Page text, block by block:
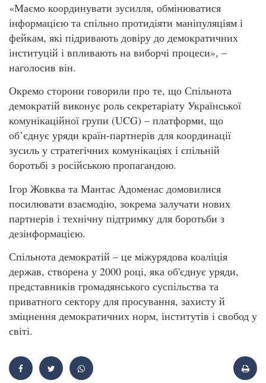
«Маємо координувати зусилля, обмінюватися
інформацією та спільно протидіяти маніпуляціям і
фейкам, які підривають довіру до демократичних
інституцій і впливають на виборчі процеси», –
наголосив він.
Окремо сторони говорили про те, що Спільнота
демократій виконує роль секретаріату Української
комунікаційної групи (UCG) – платформи, що
об’єднує уряди країн-партнерів для координації
зусиль у стратегічних комунікаціях і спільній
боротьбі з російською пропагандою.
Ігор Жовква та Мантас Адоменас домовилися
посилювати взаємодію, зокрема залучати нових
партнерів і технічну підтримку для боротьби з
дезінформацією.
Спільнота демократій – це міжурядова коаліція
держав, створена у 2000 році, яка об'єднує уряди,
представників громадянського суспільства та
приватного сектору для просування, захисту й
зміцнення демократичних норм, інститутів і свобод у
світі.